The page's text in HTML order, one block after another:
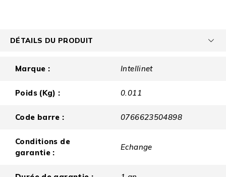
DÉTAILS DU PRODUIT
Marque : Intellinet
Poids (Kg) : 0.011
Code barre : 0766623504898
Conditions de
garantie :
Echange